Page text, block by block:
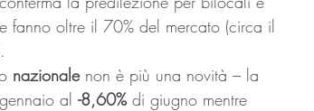
fanno oltre il 70% del mercato (circa il
nazionale non è più una novità – la
al -8,60% di giugno mentre